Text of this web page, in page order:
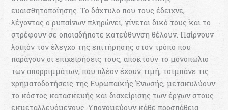
ευαισθητοποίησης. Το δάχτυλο που τους έδειχνε,
λέγοντας ο ρυπαίνων πληρώνει, γίνεται δικό τους και το
στρέφουν σε οποιαδήποτε κατεύθυνση θέλουν. Παίρνουν
λοιπόν τον έλεγχο της επιτήρησης στον τρόπο που
παράγουν οι επιχειρήσεις τους, αποκτούν το μονοπώλιο
των απορριμμάτων, που πλέον έχουν τιμή, τσιμπάνε τις
χρηματοδοτήσεις της Ευρωπαϊκής Ένωσής, μετακυλύουν
το κόστος κατασκευής και διαχείρισης των έργων στους
εκμεταλλευόμενους. Υπονομεύουν κάθε προσπάθεια